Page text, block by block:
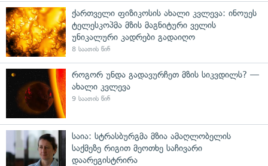
ქართველი ფიზიკოსის ახალი კვლევა: ინოუეს
ტელესკოპმა მზის მაგნიტური ველის
უნიკალური კადრები გადაიღო
8 საათის წინ
როგორ უნდა გადავურჩეთ მზის სიკვდილს? —
ახალი კვლევა
9 საათის წინ
საია: სტრასბურგმა მზია ამაღლობელის
საქმეზე რიგით მეოთხე საჩივარი
დაარეგისტრირა